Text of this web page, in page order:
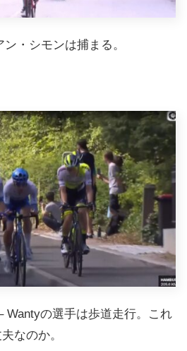
・シモンは捕まる。
Wantyの選手は歩道走行。これ
なのか。